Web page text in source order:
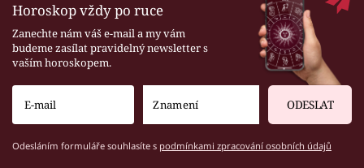
Horoskop vždy po ruce
Zanechte nám váš e-mail a my vám
budeme zasílat pravidelný newsletter s
vaším horoskopem.
ODESLAT
Odesláním formuláře souhlasíte s podmínkami zpracování osobních údajů